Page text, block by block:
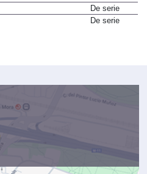
De serie
De serie